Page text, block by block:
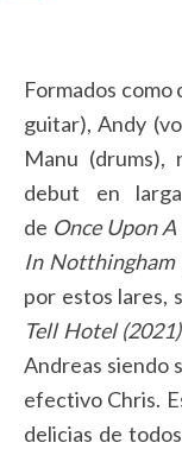
Formados
guitar), Andy
Manu (drums),
debut en
de Once Upon
In Notthingham
por estos lares,
Tell Hotel (2021)
Andreas siendo
efectivo Chris.
delicias de